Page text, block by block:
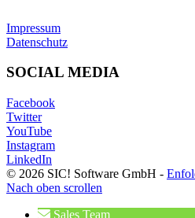
Impressum
Datenschutz
SOCIAL MEDIA
Facebook
Twitter
YouTube
Instagram
LinkedIn
© 2026 SIC! Software GmbH -
Nach oben scrollen
Sales Team